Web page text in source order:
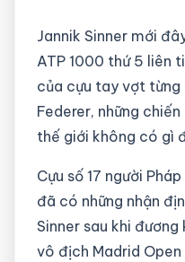
Jannik Sinner mới
ATP 1000 thứ 5 liên
của cựu tay vợt từng
Federer, những
thế giới không có gì
Cựu số 17 người
đã có những nhận
Sinner sau khi
vô địch Madrid